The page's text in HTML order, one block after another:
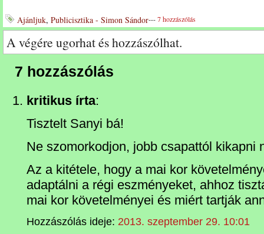
Ajánljuk, Publicisztika - Simon Sándor---7 hozzászólás
A végére ugorhat és hozzászólhat.
7 hozzászólás
kritikus írta:
Tisztelt Sanyi bá!
Ne szomorkodjon, jobb csapattól kikapni
Az a kitétele, hogy a mai kor
adaptálni a régi eszményeket, ahhoz
mai kor követelményei és miért tartják
Hozzászólás ideje: 2013. szeptember 29. 10:01